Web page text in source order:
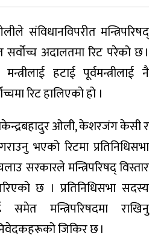
संविधानविपरीत मन्त्रिपरिषद्
सर्वोच्च अदालतमा रिट परेको छ ।
हटाई पूर्वमन्त्रीलाई नै
रिट हालिएको हो ।
ओली, केशरजंग केसी र
भएको रिटमा प्रतिनिधिसभा
सरकारले मन्त्रिपरिषद् विस्तार
छ । प्रतिनिधिसभा सदस्य
मन्त्रिपरिषदमा राखिनु
जिकिर छ ।